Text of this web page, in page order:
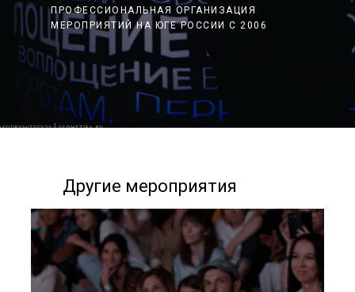
ПРОФЕССИОНАЛЬНАЯ ОРГАНИЗАЦИЯ
МЕРОПРИЯТИЙ НА ЮГЕ РОССИИ С 2006
Другие мероприятия